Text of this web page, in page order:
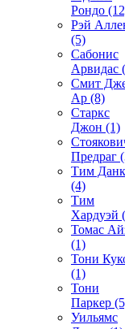
Рондо
Рэй
(5)
Сабонис
Арвидас
Смит
Ар (8)
Старкс
Джон (1)
Предраг
Тим
(4)
Тим
Хардуэй
Томас
(1)
Тони
(1)
Тони
Паркер
Уильямс